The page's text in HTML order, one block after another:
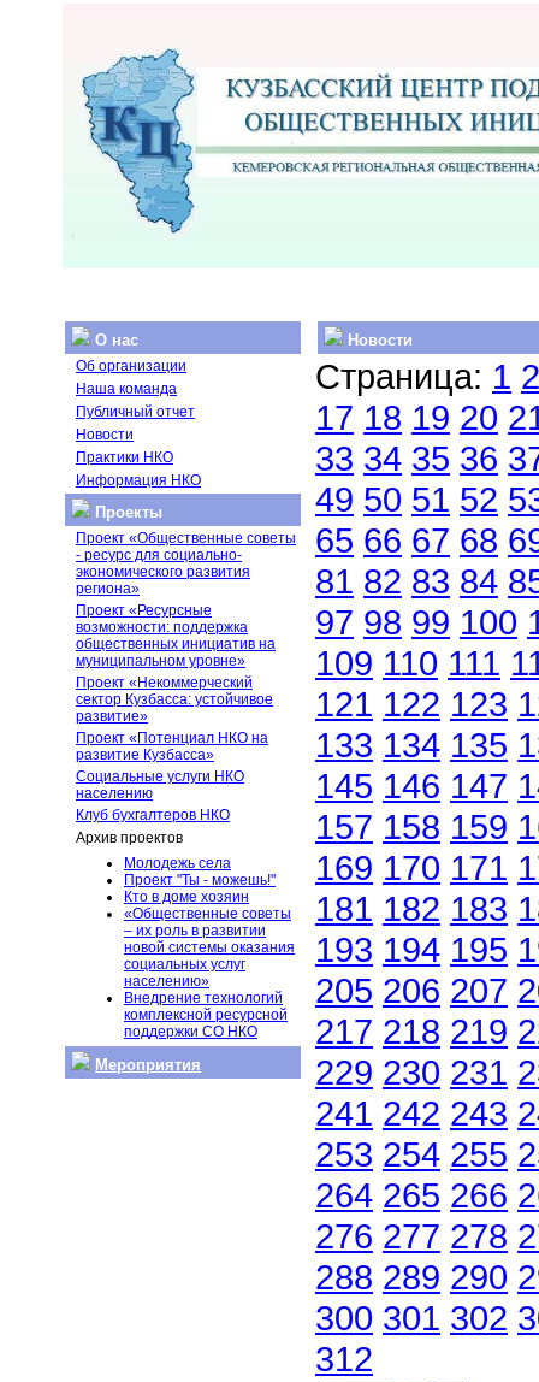
О нас
Об организации
Наша команда
Публичный отчет
Новости
Практики НКО
Информация НКО
Проекты
Проект «Общественные советы
- ресурс для социально-
экономического развития
региона»
Проект «Ресурсные
возможности: поддержка
общественных инициатив на
муниципальном уровне»
Проект «Некоммерческий
сектор Кузбасса: устойчивое
развитие»
Проект «Потенциал НКО на
развитие Кузбасса»
Социальные услуги НКО
населению
Клуб бухгалтеров НКО
Архив проектов
Молодежь села
Проект "Ты - можешь!"
Кто в доме хозяин
«Общественные советы
– их роль в развитии
новой системы оказания
социальных услуг
населению»
Внедрение технологий
комплексной ресурсной
поддержки СО НКО
Мероприятия
Новости
Страница: 1 2
17 18 19 20
33 34 35 36
49 50 51 52
65 66 67 68
81 82 83 84
97 98 99 100
109 110 111
121 122 123
133 134 135
145 146 147
157 158 159
169 170 171
181 182 183
193 194 195
205 206 207
217 218 219
229 230 231
241 242 243
253 254 255
264 265 266
276 277 278
288 289 290
300 301 302
312